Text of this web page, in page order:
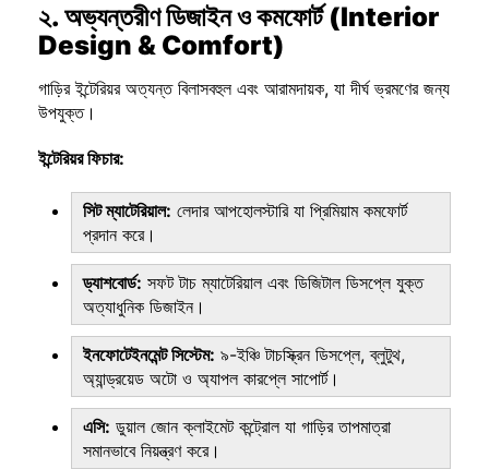
২. অভ্যন্তরীণ ডিজাইন ও কমফোর্ট (Interior
Design & Comfort)
গাড়ির ইন্টেরিয়র অত্যন্ত বিলাসবহুল এবং আরামদায়ক, যা দীর্ঘ ভ্রমণের জন্য
উপযুক্ত।
ইন্টেরিয়র ফিচার:
সিট ম্যাটেরিয়াল: লেদার আপহোলস্টারি যা প্রিমিয়াম কমফোর্ট
প্রদান করে।
ড্যাশবোর্ড: সফট টাচ ম্যাটেরিয়াল এবং ডিজিটাল ডিসপ্লে যুক্ত
অত্যাধুনিক ডিজাইন।
ইনফোটেইনমেন্ট সিস্টেম: ৯-ইঞ্চি টাচস্ক্রিন ডিসপ্লে, ব্লুটুথ,
অ্যান্ড্রয়েড অটো ও অ্যাপল কারপ্লে সাপোর্ট।
এসি: ডুয়াল জোন ক্লাইমেট কন্ট্রোল যা গাড়ির তাপমাত্রা
সমানভাবে নিয়ন্ত্রণ করে।